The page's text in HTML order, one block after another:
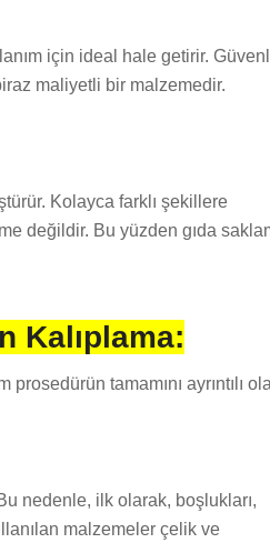
için ideal hale getirir.
maliyetli bir malzemedir.
Kolayca farklı şekillere
değildir. Bu yüzden gıda
Kalıplama:
tamamını ayrıntılı
nedenle, ilk olarak, boşlukları,
malzemeler çelik ve